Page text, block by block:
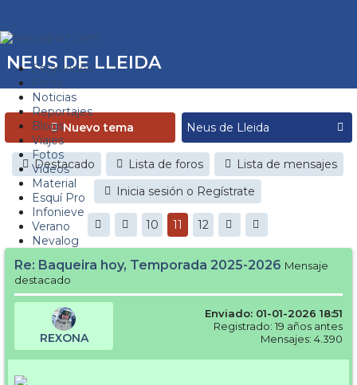
Estaciones
Foros
Noticias
Reportajes
Blogs
Viajes
Fotos
Videos
Material
Esquí Pro
Infonieve
Verano
Nevalog
NEUS DE LLEIDA
Nuevo tema
Destacado Lista de foros
Lista de mensajes
Inicia sesión o Regístrate
10 11 12
Re: Baqueira hoy, Temporada 2025-2026 Mensaje
destacado
REXONA
Enviado: 01-01-2026 18:51
Registrado: 19 años antes
Mensajes: 4.390